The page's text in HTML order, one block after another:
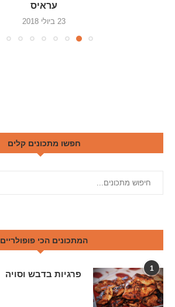
עראיס
23 ביולי 2018
חפשו מתכונים קלים
המתכונים הכי פופולריים
1
פרגיות בדבש וסויה